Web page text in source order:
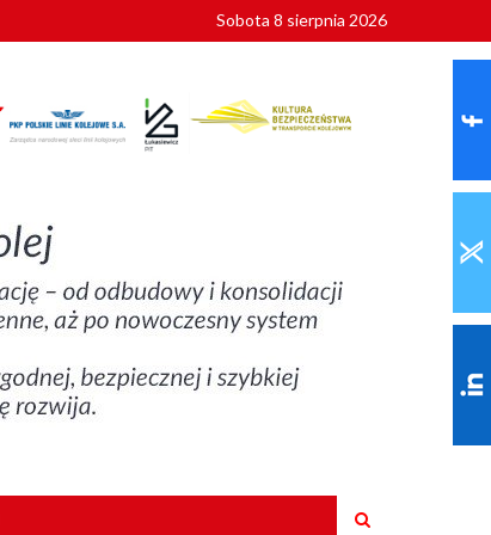
Sobota 8 sierpnia 2026